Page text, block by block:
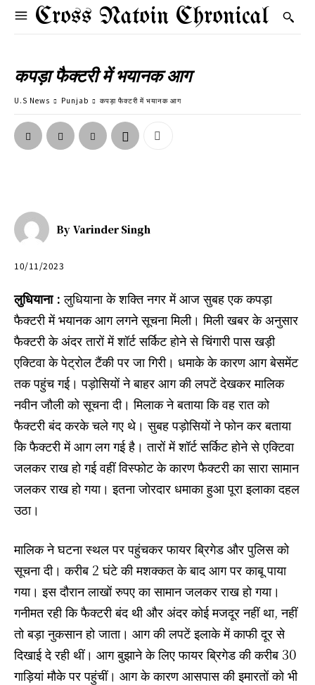
Cross Natoin Chronical
कपड़ा फैक्टरी में भयानक आग
U.S News Punjab कपड़ा फैक्टरी में भयानक आग
By Varinder Singh
10/11/2023
लुधियाना :लुधियाना के शक्ति नगर में आज सुबह एक कपड़ा
फैक्टरी में भयानक आग लगने सूचना मिली। मिली खबर के अनुसार
फैक्टरी के अंदर तारों में शॉर्ट सर्किट होने से चिंगारी पास खड़ी
एक्टिवा के पेट्रोल टैंकी पर जा गिरी। धमाके के कारण आग बेसमेंट
तक पहुंच गई। पड़ोसियों ने बाहर आग की लपटें देखकर मालिक
नवीन जौली को सूचना दी। मिलाक ने बताया कि वह रात को
फैक्टरी बंद करके चले गए थे। सुबह पड़ोसियों ने फोन कर बताया
कि फैक्टरी में आग लग गई है। तारों में शॉर्ट सर्किट होने से एक्टिवा
जलकर राख हो गई वहीं विस्फोट के कारण फैक्टरी का सारा सामान
जलकर राख हो गया। इतना जोरदार धमाका हुआ पूरा इलाका दहल
उठा।
मालिक ने घटना स्थल पर पहुंचकर फायर ब्रिगेड और पुलिस को
सूचना दी। करीब 2 घंटे की मशक्कत के बाद आग पर काबू पाया
गया। इस दौरान लाखों रुपए का सामान जलकर राख हो गया।
गनीमत रही कि फैक्टरी बंद थी और अंदर कोई मजदूर नहीं था, नहीं
तो बड़ा नुकसान हो जाता। आग की लपटें इलाके में काफी दूर से
दिखाई दे रही थीं। आग बुझाने के लिए फायर ब्रिगेड की करीब 30
गाड़ियां मौके पर पहुंचीं। आग के कारण आसपास की इमारतों को भी